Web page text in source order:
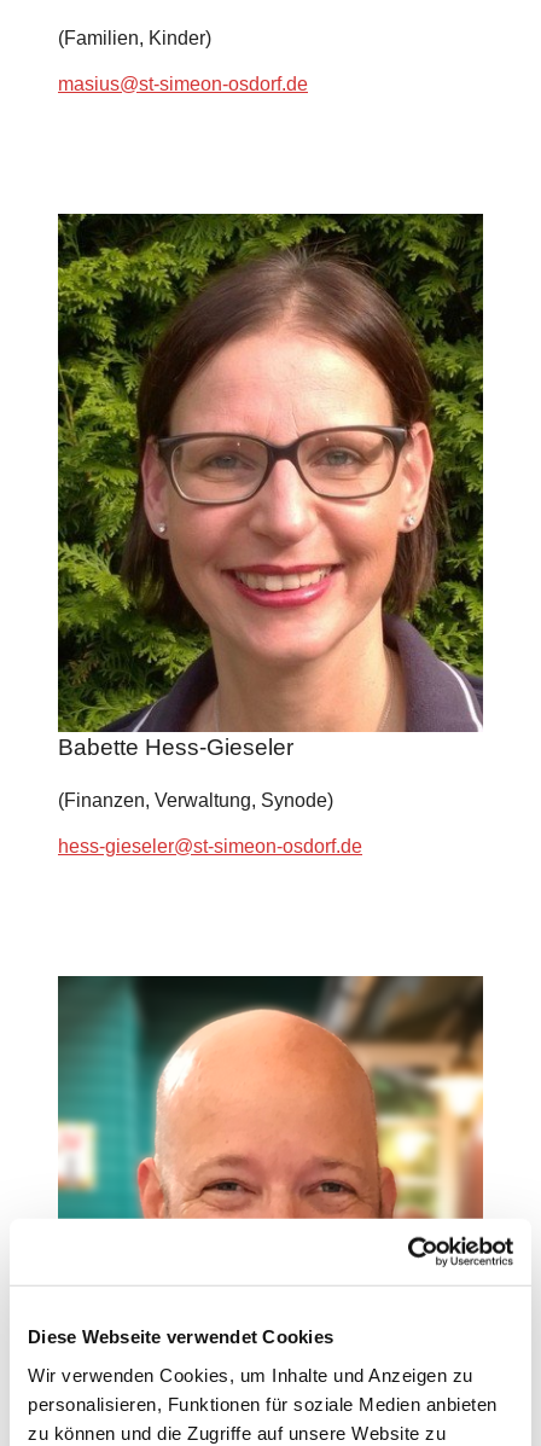
Diese Webseite verwendet Cookies
Wir verwenden Cookies, um Inhalte und Anzeigen zu
personalisieren, Funktionen für soziale Medien anbieten
zu können und die Zugriffe auf unsere Website zu
(Familien, Kinder)
masius@st-simeon-osdorf.de
Babette Hess-Gieseler
(Finanzen, Verwaltung, Synode)
hess-gieseler@st-simeon-osdorf.de